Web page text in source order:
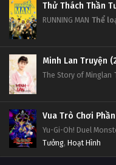
Thử Thách Thần
RUNNING MAN Thể
Minh Lan Truyện
The Story of Minglan
Yu-Gi-Oh! Duel
Tưởng, Hoạt Hình